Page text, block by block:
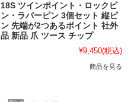
18S ツインポイント・ロックピ
ン・ラバーピン 3個セット 縦ピ
ン 先端が2つあるポイント 社外
品 新品 爪 ツース チップ
¥9,450(税込)
商品を見る